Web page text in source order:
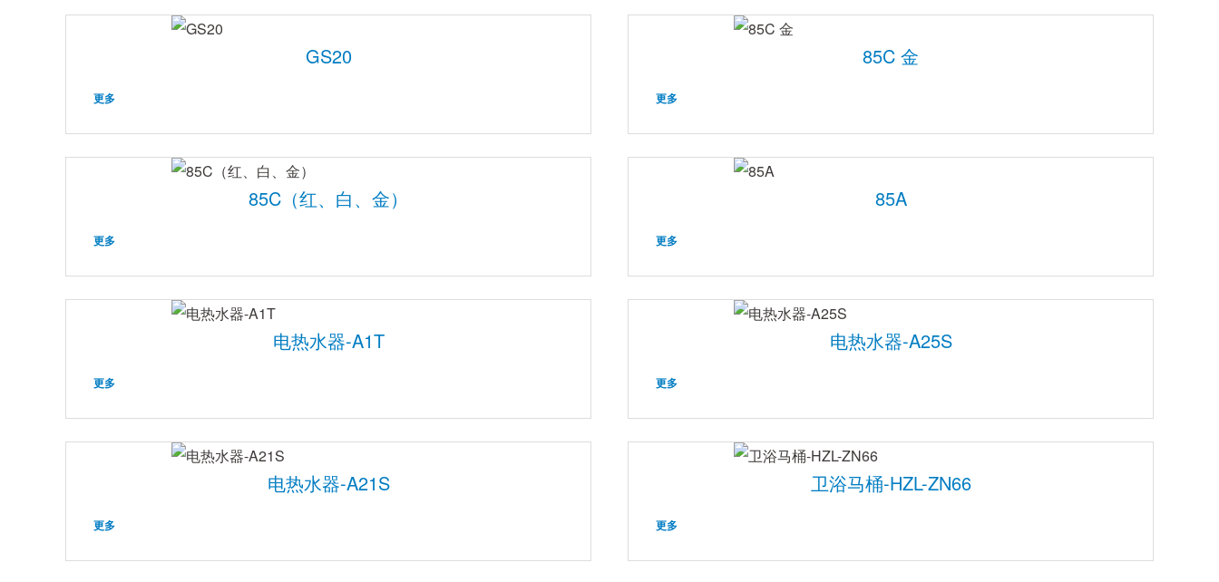
GS20
更多
85C 金
更多
85C（红、白、金）
更多
85A
更多
电热水器-A1T
更多
电热水器-A25S
更多
电热水器-A21S
更多
卫浴马桶-HZL-ZN66
更多